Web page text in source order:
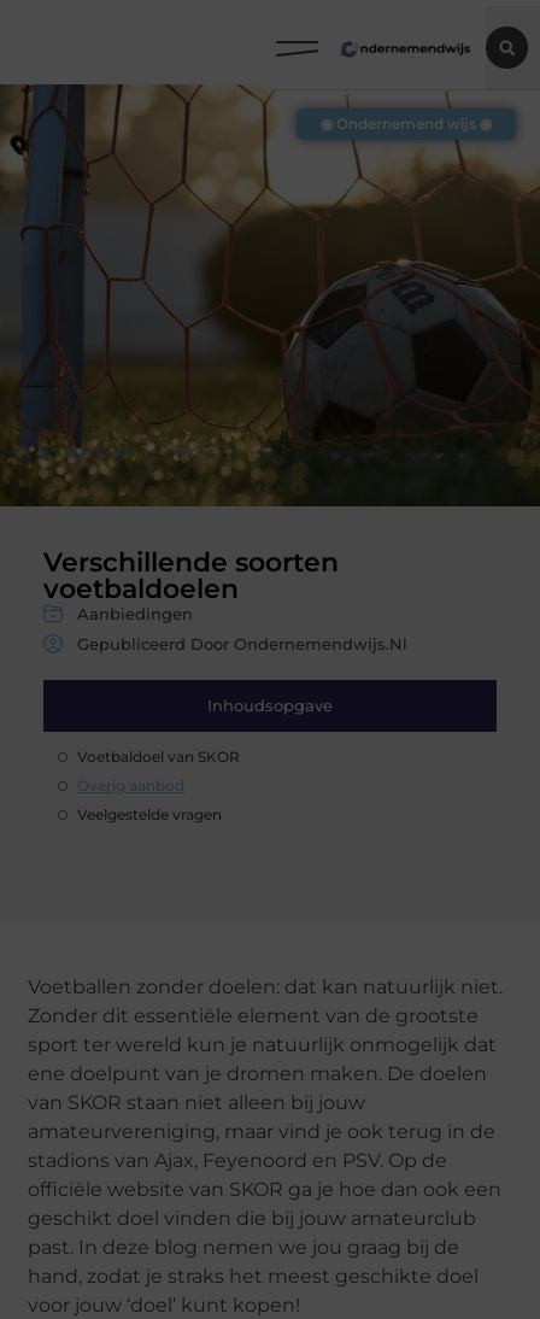
Verschillende soorten
voetbaldoelen
Aanbiedingen
Gepubliceerd Door Ondernemendwijs.nl
Inhoudsopgave
Voetbaldoel van SKOR
Overig aanbod
Veelgestelde vragen
◉ Ondernemend wijs ◉
Voetballen zonder doelen: dat kan natuurlijk niet.
Zonder dit essentiële element van de grootste
sport ter wereld kun je natuurlijk onmogelijk dat
ene doelpunt van je dromen maken. De doelen
van SKOR staan niet alleen bij jouw
amateurvereniging, maar vind je ook terug in de
stadions van Ajax, Feyenoord en PSV. Op de
officiële website van SKOR ga je hoe dan ook een
geschikt doel vinden die bij jouw amateurclub
past. In deze blog nemen we jou graag bij de
hand, zodat je straks het meest geschikte doel
voor jouw ‘doel’ kunt kopen!